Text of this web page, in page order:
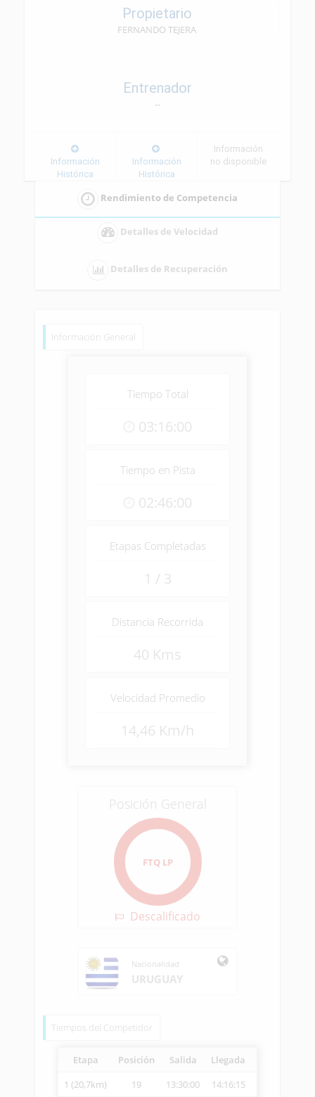
Propietario
FERNANDO TEJERA
Entrenador
--
Información
Histórica
Información
Histórica
Información
no disponible
Rendimiento de Competencia
Detalles de Velocidad
Detalles de Recuperación
Información General
Tiempo Total
03:16:00
Tiempo en Pista
02:46:00
Etapas Completadas
1 / 3
Distancia Recorrida
40 Kms
Velocidad Promedio
14,46 Km/h
Posición General
FTQ LP
Descalificado
Nacionalidad
URUGUAY
Tiempos del Competidor
Etapa Posición Salida Llegada
1 (20,7km)
19 13:30:00 14:16:15